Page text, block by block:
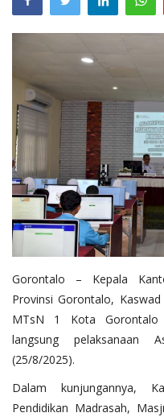
Aplikasi
Whistleblowing System
Tentang Kami
Gorontalo – Kepala
Provinsi Gorontalo,
MTsN 1 Kota Gorontalo
langsung pelaksanaan
(25/8/2025).
Dalam kunjungannya,
Pendidikan Madrasah,